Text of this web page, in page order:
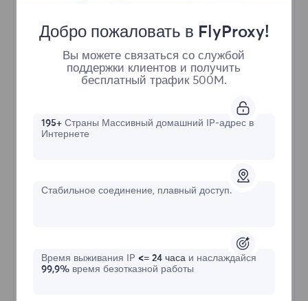
Неограниченные резидентные
Стартовая форма
Неограниченное использование трафика
Добро пожаловать в FlyProxy!
Вы можете связаться со службой
поддержки клиентов и получить
бесплатный трафик 500M.
195+Страны Массивный домашний IP-адрес в
Интернете
Стабильное соединение, плавный доступ.
Время выживания IP <= 24 часа и наслаждайся
99,9%время безотказной работы